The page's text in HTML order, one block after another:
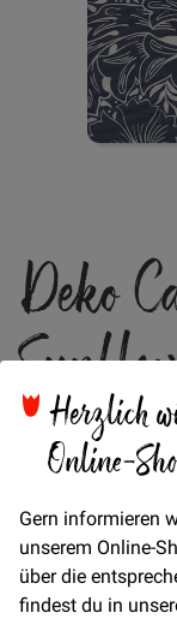
Herzlich
Online-
Gern informieren
unserem Online-
über die
findest du in
der
Bildgalerie
springen
Deko
Canvas mit Morris
Auf
26,00 €
€/METER(Freie